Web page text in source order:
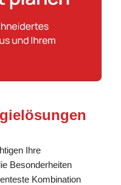
Ihre
Besonderheiten
Kombination